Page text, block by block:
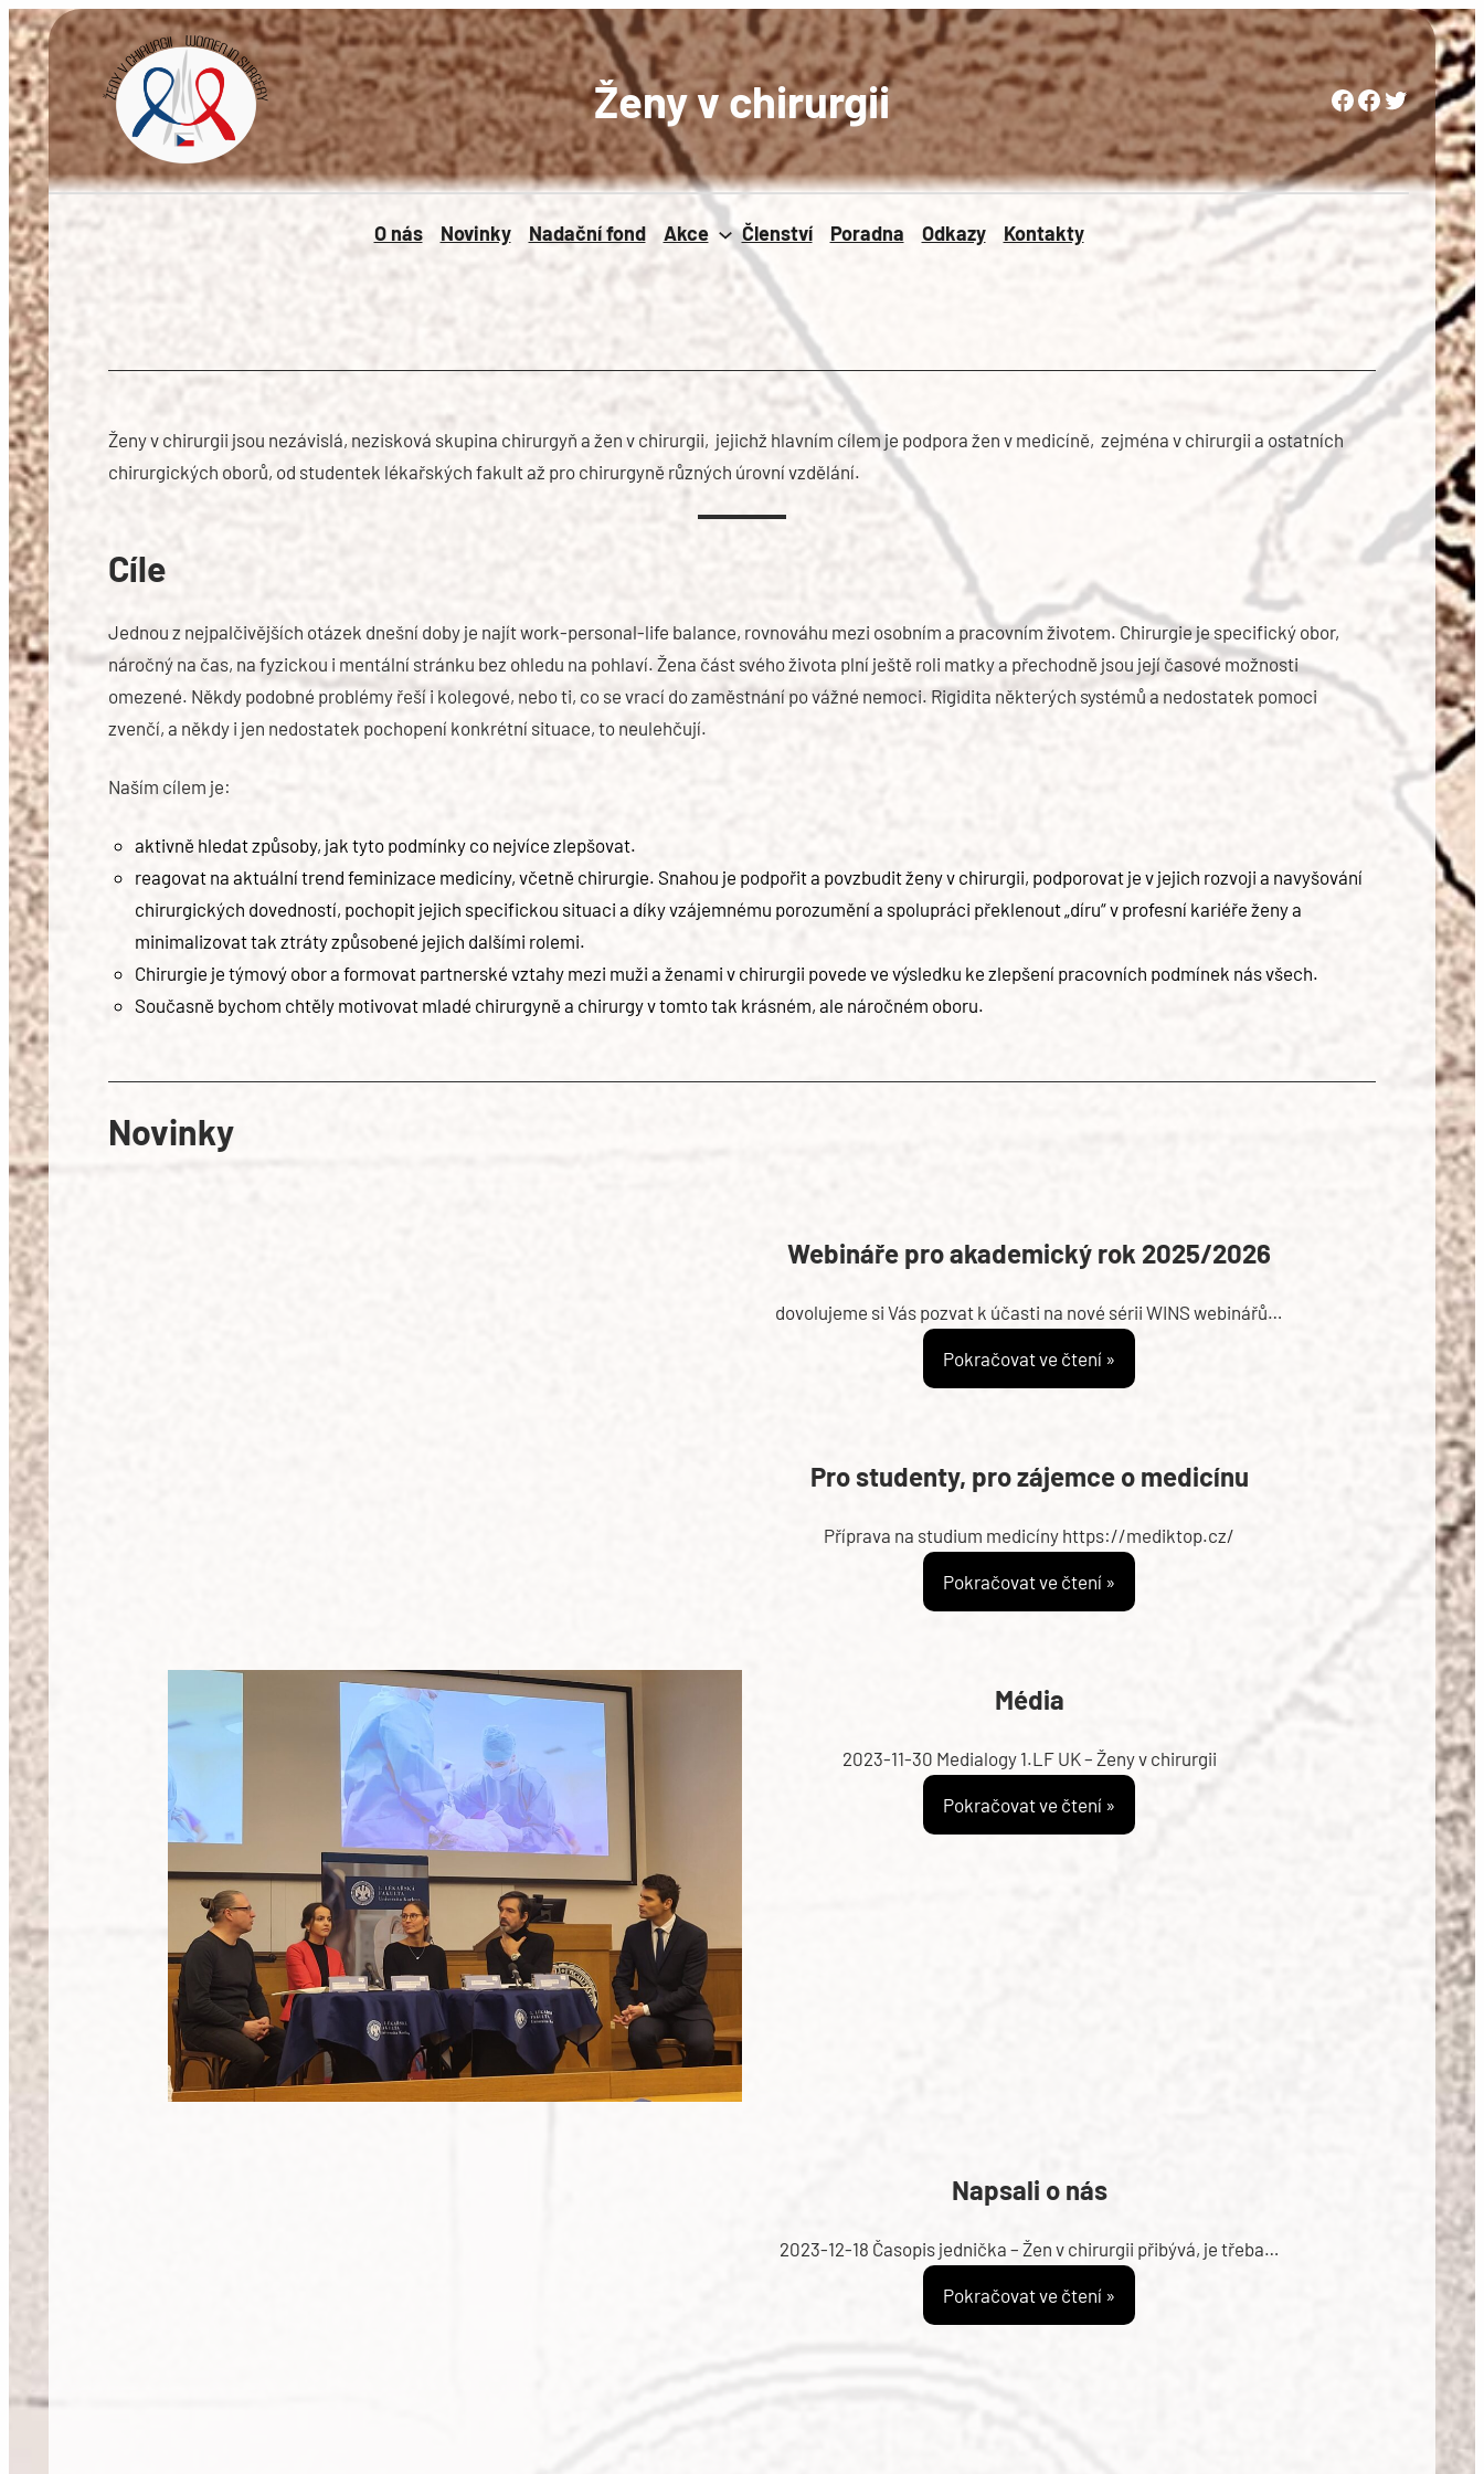
Přeskočit
na
obsah
Ženy v chirurgii Woman in Medicine Czech Republic Women in Surgery Europe Woman in Surgery Czech Republic
O nás Novinky Nadační fond Akce Členství Poradna Odkazy Kontakty
Ženy v chirurgii jsou nezávislá, nezisková skupina chirurgyň a žen v chirurgii, jejichž hlavním cílem je podpora žen v medicíně, zejména v chirurgii a ostatních
chirurgických oborů, od studentek lékařských fakult až pro chirurgyně různých úrovní vzdělání.
Cíle
Jednou z nejpalčivějších otázek dnešní doby je najít work-personal-life balance, rovnováhu mezi osobním a pracovním životem. Chirurgie je specifický obor,
náročný na čas, na fyzickou i mentální stránku bez ohledu na pohlaví. Žena část svého života plní ještě roli matky a přechodně jsou její časové možnosti
omezené. Někdy podobné problémy řeší i kolegové, nebo ti, co se vrací do zaměstnání po vážné nemoci. Rigidita některých systémů a nedostatek pomoci
zvenčí, a někdy i jen nedostatek pochopení konkrétní situace, to neulehčují.
Naším cílem je:
aktivně hledat způsoby, jak tyto podmínky co nejvíce zlepšovat.
reagovat na aktuální trend feminizace medicíny, včetně chirurgie. Snahou je podpořit a povzbudit ženy v chirurgii, podporovat je v jejich rozvoji a navyšování
chirurgických dovedností, pochopit jejich specifickou situaci a díky vzájemnému porozumění a spolupráci překlenout „díru“ v profesní kariéře ženy a
minimalizovat tak ztráty způsobené jejich dalšími rolemi.
Chirurgie je týmový obor a formovat partnerské vztahy mezi muži a ženami v chirurgii povede ve výsledku ke zlepšení pracovních podmínek nás všech.
Současně bychom chtěly motivovat mladé chirurgyně a chirurgy v tomto tak krásném, ale náročném oboru.
Novinky
Webináře pro akademický rok 2025/2026
dovolujeme si Vás pozvat k účasti na nové sérii WINS webinářů…
Pokračovat ve čtení »
Pro studenty, pro zájemce o medicínu
Příprava na studium medicíny https://mediktop.cz/
Pokračovat ve čtení »
Média
2023-11-30 Medialogy 1.LF UK – Ženy v chirurgii
Pokračovat ve čtení »
Napsali o nás
2023-12-18 Časopis jednička – Žen v chirurgii přibývá, je třeba…
Pokračovat ve čtení »